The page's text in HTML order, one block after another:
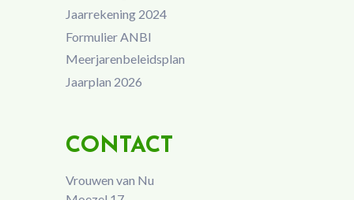
Jaarrekening 2024
Formulier ANBI
Meerjarenbeleidsplan
Jaarplan 2026
CONTACT
Vrouwen van Nu